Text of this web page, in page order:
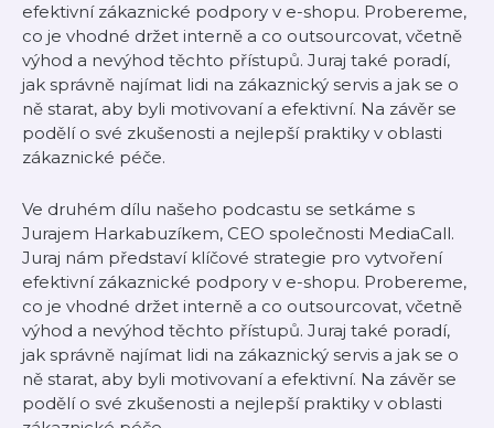
efektivní zákaznické podpory v e-shopu. Probereme,
co je vhodné držet interně a co outsourcovat, včetně
výhod a nevýhod těchto přístupů. Juraj také poradí,
jak správně najímat lidi na zákaznický servis a jak se o
ně starat, aby byli motivovaní a efektivní. Na závěr se
podělí o své zkušenosti a nejlepší praktiky v oblasti
zákaznické péče.
Ve druhém dílu našeho podcastu se setkáme s
Jurajem Harkabuzíkem, CEO společnosti MediaCall.
Juraj nám představí klíčové strategie pro vytvoření
efektivní zákaznické podpory v e-shopu. Probereme,
co je vhodné držet interně a co outsourcovat, včetně
výhod a nevýhod těchto přístupů. Juraj také poradí,
jak správně najímat lidi na zákaznický servis a jak se o
ně starat, aby byli motivovaní a efektivní. Na závěr se
podělí o své zkušenosti a nejlepší praktiky v oblasti